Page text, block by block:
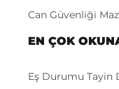
Can Güvenliği
EN ÇOK
Eş Durumu Tayin